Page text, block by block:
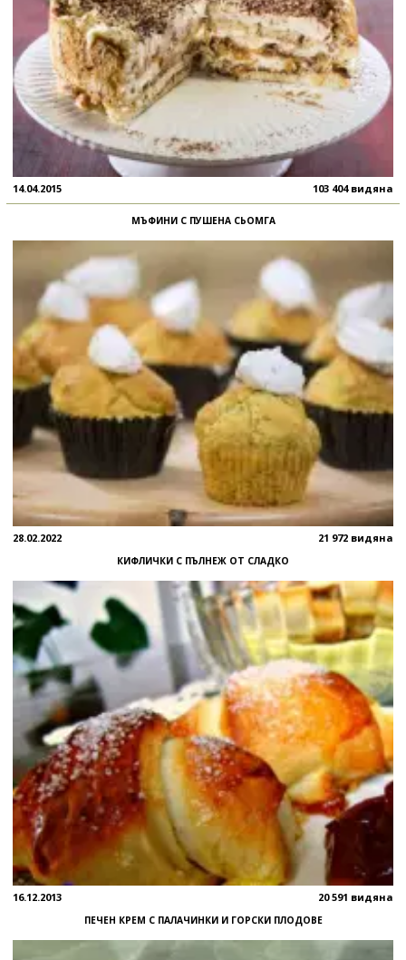
14.04.2015 103 404 видяна
МЪФИНИ С ПУШЕНА СЬОМГА
28.02.2022 21 972 видяна
КИФЛИЧКИ С ПЪЛНЕЖ ОТ СЛАДКО
16.12.2013 20 591 видяна
ПЕЧЕН КРЕМ С ПАЛАЧИНКИ И ГОРСКИ ПЛОДОВЕ